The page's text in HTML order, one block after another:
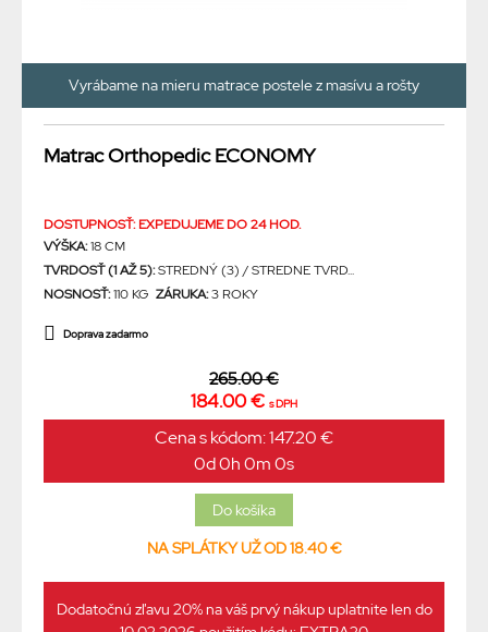
Vyrábame na mieru matrace postele z masívu a rošty
Matrac Orthopedic ECONOMY
DOSTUPNOSŤ: EXPEDUJEME DO 24 HOD.
VÝŠKA:18 CM
TVRDOSŤ (1 AŽ 5):STREDNÝ (3) / STREDNE TVRD...
NOSNOSŤ:110 KG ZÁRUKA:3 ROKY
Doprava zadarmo
265.00 €
184.00 € s DPH
Cena s kódom: 147.20 €
0d 0h 0m 0s
NA SPLÁTKY UŽ OD 18.40 €
Dodatočnú zľavu 20% na váš prvý nákup uplatnite len do